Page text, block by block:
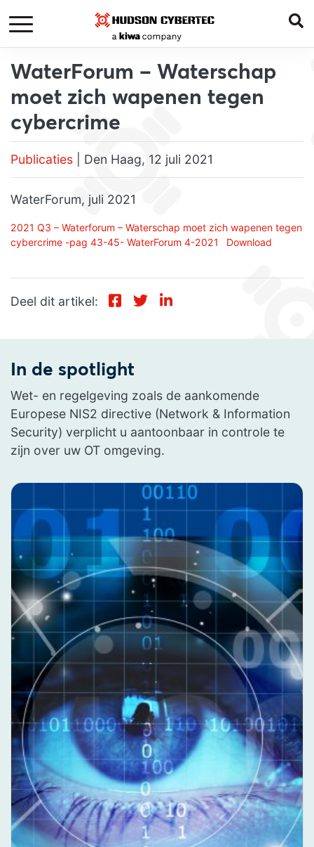
WaterForum – Waterschap
moet zich wapenen tegen
cybercrime
Publicaties | Den Haag, 12 juli 2021
WaterForum, juli 2021
2021 Q3 – Waterforum – Waterschap moet zich wapenen tegen
cybercrime -pag 43-45- WaterForum 4-2021
Download
Deel dit artikel:
In de spotlight
Wet- en regelgeving zoals de aankomende
Europese NIS2 directive (Network & Information
Security) verplicht u aantoonbaar in controle te
zijn over uw OT omgeving.